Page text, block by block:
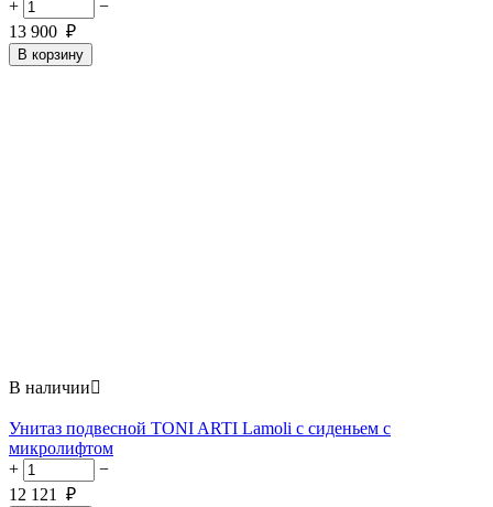
+
−
13 900 ₽
В корзину
В наличии
Унитаз подвесной TONI ARTI Lamoli с сиденьем с
микролифтом
+
−
12 121
₽